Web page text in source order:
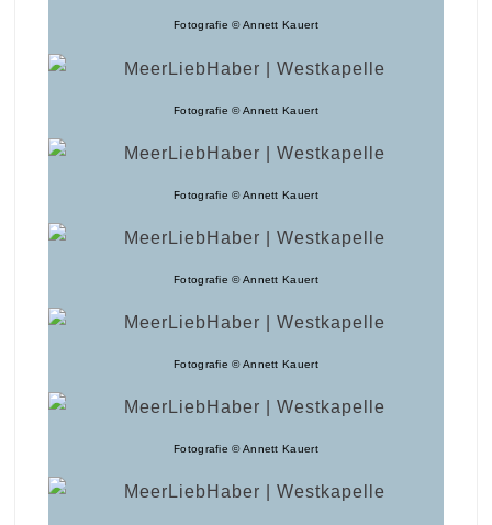
Fotografie © Annett Kauert
Fotografie © Annett Kauert
Fotografie © Annett Kauert
Fotografie © Annett Kauert
Fotografie © Annett Kauert
Fotografie © Annett Kauert